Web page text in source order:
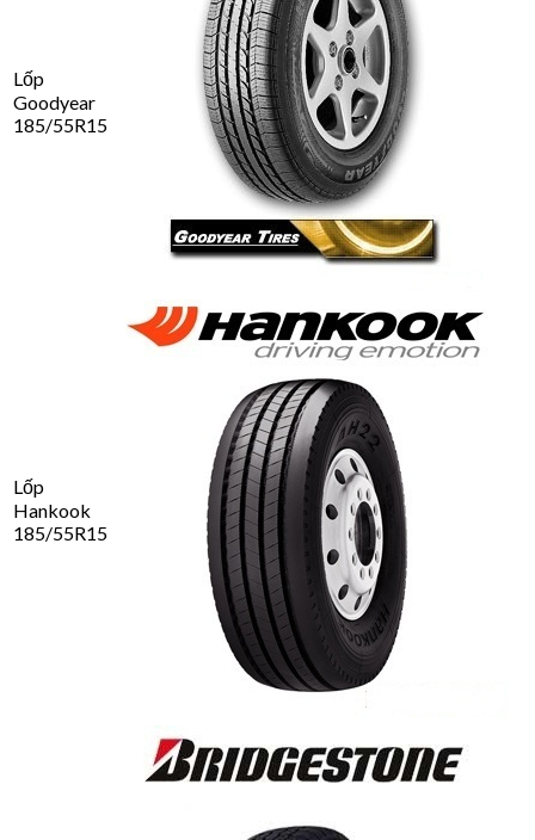
Lốp
Goodyear
185/55R15
Lốp
Hankook
185/55R15